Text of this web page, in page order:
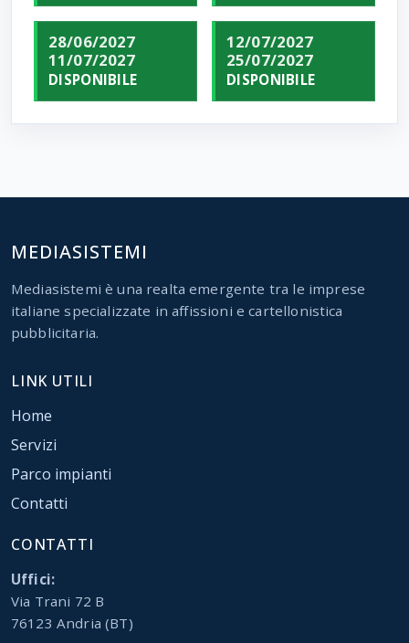
28/06/2027
11/07/2027
DISPONIBILE
12/07/2027
25/07/2027
DISPONIBILE
MEDIASISTEMI
Mediasistemi è una realta emergente tra le imprese
italiane specializzate in affissioni e cartellonistica
pubblicitaria.
LINK UTILI
Home
Servizi
Parco impianti
Contatti
CONTATTI
Uffici:
Via Trani 72 B
76123 Andria (BT)